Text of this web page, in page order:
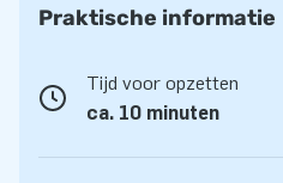
perfecte attractie voor elk
Samen met je vriendjes en
glijden, springen en spelen. Ga
thema's van deze mooie en
Praktische informatie
Tijd voor opzetten
ca. 10 minuten